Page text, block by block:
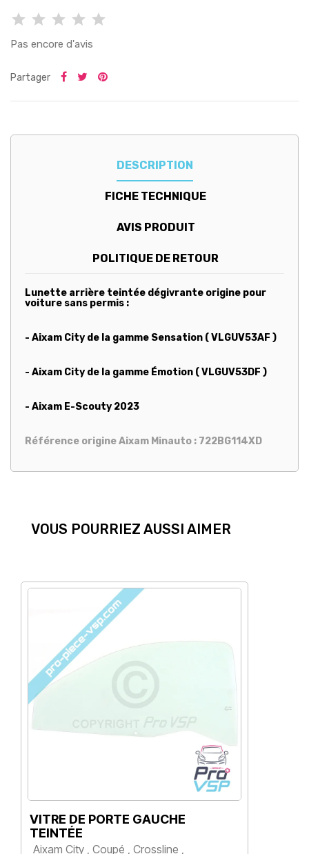
Pas encore d'avis
Partager
DESCRIPTION
FICHE TECHNIQUE
AVIS PRODUIT
POLITIQUE DE RETOUR
Lunette arrière teintée dégivrante origine pour
voiture sans permis :
- Aixam City de la gamme Sensation ( VLGUV53AF )
- Aixam City de la gamme Émotion ( VLGUV53DF )
- Aixam E-Scouty 2023
Référence origine Aixam Minauto : 722BG114XD
VOUS POURRIEZ AUSSI AIMER
VITRE DE PORTE GAUCHE
TEINTÉE
Aixam City , Coupé , Crossline ,